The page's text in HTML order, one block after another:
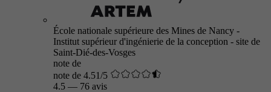
École nationale supérieure des Mines de Nancy -
Institut supérieur d'ingénierie de la conception - site de
Saint-Dié-des-Vosges
note de
note de 4.51/5
4.5 — 76 avis